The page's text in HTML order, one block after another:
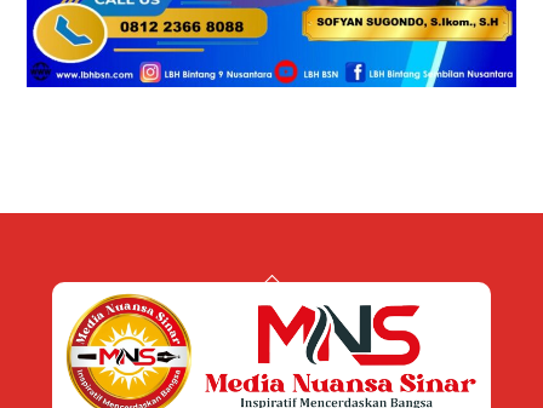
Back
Top